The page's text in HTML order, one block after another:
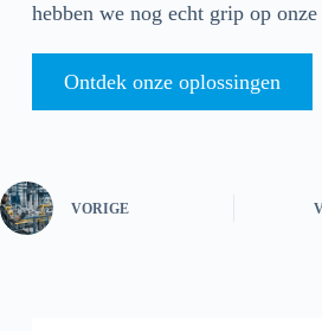
hebben we nog echt grip op onze
Ontdek onze oplossingen
VORIGE